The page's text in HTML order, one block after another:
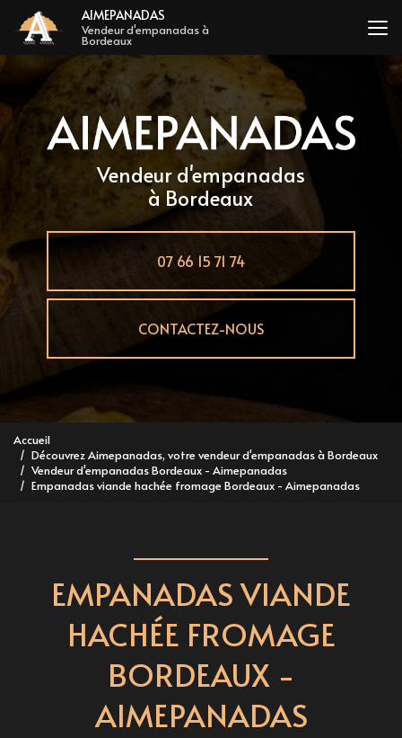
au
contenu
principal
AIMEPANADAS
Vendeur d'empanadas à
Bordeaux
Vendeur d'empanadas
à Bordeaux
07 66 15 71 74
CONTACTEZ-NOUS
Accueil
Découvrez Aimepanadas, votre vendeur d'empanadas à Bordeaux
Vendeur d'empanadas Bordeaux - Aimepanadas
Empanadas viande hachée fromage Bordeaux - Aimepanadas
EMPANADAS VIANDE
HACHÉE FROMAGE
BORDEAUX -
AIMEPANADAS